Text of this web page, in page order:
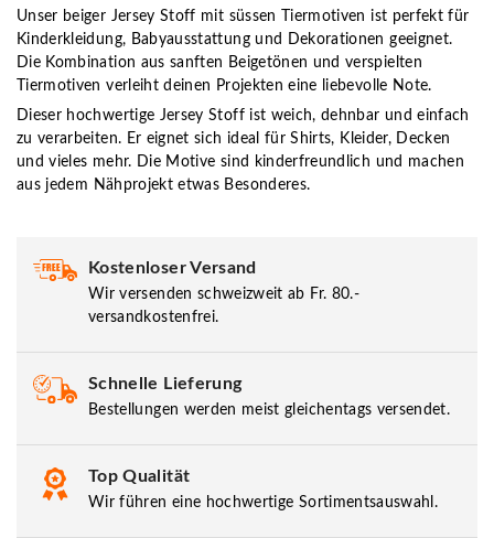
Unser beiger Jersey Stoff mit süssen Tiermotiven ist perfekt für
Kinderkleidung, Babyausstattung und Dekorationen geeignet.
Die Kombination aus sanften Beigetönen und verspielten
Tiermotiven verleiht deinen Projekten eine liebevolle Note.
Dieser hochwertige Jersey Stoff ist weich, dehnbar und einfach
zu verarbeiten. Er eignet sich ideal für Shirts, Kleider, Decken
und vieles mehr. Die Motive sind kinderfreundlich und machen
aus jedem Nähprojekt etwas Besonderes.
Kostenloser Versand
Wir versenden schweizweit ab Fr. 80.-
versandkostenfrei.
Schnelle Lieferung
Bestellungen werden meist gleichentags versendet.
Top Qualität
Wir führen eine hochwertige Sortimentsauswahl.